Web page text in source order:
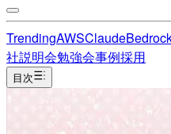
TrendingAWSClaude
社説明会勉強会事例採用
目次